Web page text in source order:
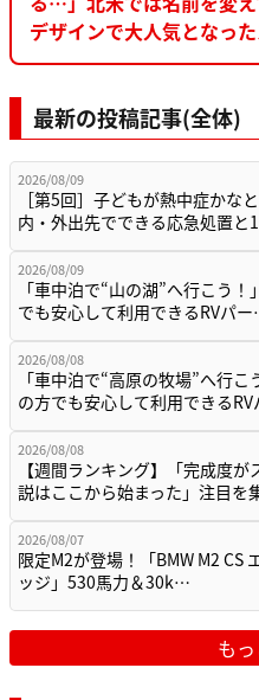
デザインで大人気となっ
最新の投稿記事(全体)
2026/08/09
［第5回］子どもが熱中症かな
内・外出先でできる応急処置
2026/08/09
「車中泊で“山の湖”へ行こう
でも安心して利用できるRVパ
2026/08/08
「車中泊で“高原の牧場”へ行
の方でも安心して利用できる
2026/08/08
【週間ランキング】「完成度
説はここから始まった」注目を
2026/08/07
限定M2が登場！「BMW M2 CS
ッジ」530馬力＆30k…
も